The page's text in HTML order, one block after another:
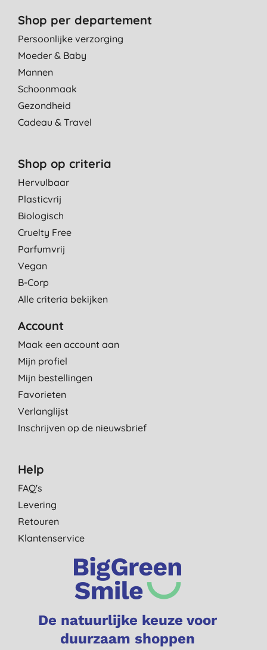
Shop per departement
Persoonlijke verzorging
Moeder & Baby
Mannen
Schoonmaak
Gezondheid
Cadeau & Travel
Shop op criteria
Hervulbaar
Plasticvrij
Biologisch
Cruelty Free
Parfumvrij
Vegan
B-Corp
Alle criteria bekijken
Account
Maak een account aan
Mijn profiel
Mijn bestellingen
Favorieten
Verlanglijst
Inschrijven op de nieuwsbrief
Help
FAQ's
Levering
Retouren
Klantenservice
De natuurlijke keuze voor
duurzaam shoppen